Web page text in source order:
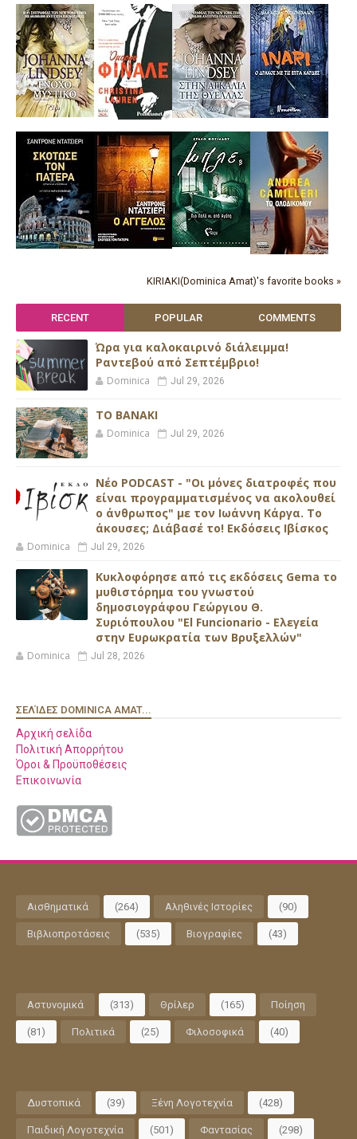
KIRIAKI(Dominica Amat)'s favorite books »
RECENT POPULAR COMMENTS
Ώρα για καλοκαιρινό διάλειμμα!
Ραντεβού από Σεπτέμβριο!
Dominica Jul 29, 2026
ΤΟ ΒΑΝΑΚΙ
Dominica Jul 29, 2026
Νέο PODCAST - "Οι μόνες διατροφές που
είναι προγραμματισμένος να ακολουθεί
ο άνθρωπος" με τον Ιωάννη Κάργα. Το
άκουσες; Διάβασέ το! Εκδόσεις Ιβίσκος
Dominica Jul 29, 2026
Κυκλοφόρησε από τις εκδόσεις Gema το
μυθιστόρημα του γνωστού
δημοσιογράφου Γεώργιου Θ.
Συριόπουλου "El Funcionario - Ελεγεία
στην Ευρωκρατία των Βρυξελλών"
Dominica Jul 28, 2026
ΣΕΛΊΔΕΣ DOMINICA AMAT...
Αρχική σελίδα
Πολιτική Απορρήτου
Όροι & Προϋποθέσεις
Επικοινωνία
Αισθηματικά (264) Αληθινές Ιστορίες (90)
Βιβλιοπροτάσεις (535) Βιογραφίες (43)
Αστυνομικά (313) Θρίλερ (165) Ποίηση
(81) Πολιτικά (25) Φιλοσοφικά (40)
Δυστοπικά (39) Ξένη Λογοτεχνία (428)
Παιδική Λογοτεχνία (501) Φαντασίας (298)